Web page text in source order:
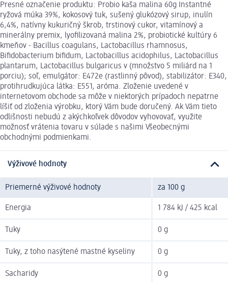
Presné označenie produktu: Probio kaša malina 60g Instantné
ryžová múka 39%, kokosový tuk, sušený glukózový sirup, inulín
6,4%, natívny kukuričný škrob, trstinový cukor, vitamínový a
minerálny premix, lyofilizovaná malina 2%, probiotické kultúry 6
kmeňov - Bacillus coagulans, Lactobacillus rhamnosus,
Bifidobacterium bifidum, Lactobacillus acidophilus, Lactobacillus
plantarum, Lactobacillus bulgaricus v (množstvo 5 miliárd na 1
porciu); soľ, emulgátor: E472e (rastlinný pôvod), stabilizátor: E340,
protihrudkujúca látka: E551, aróma. Zloženie uvedené v
internetovom obchode sa môže v niektorých prípadoch nepatrne
líšiť od zloženia výrobku, ktorý Vám bude doručený. Ak Vám tieto
odlišnosti nebudú z akýchkoľvek dôvodov vyhovovať, využite
možnosť vrátenia tovaru v súlade s našimi Všeobecnými
obchodnými podmienkami.
Výživové hodnoty
Priemerné výživové hodnoty za 100 g
Energia 1 784 kJ / 425 kcal
Tuky 0 g
Tuky, z toho nasýtené mastné kyseliny 0 g
Sacharidy 0 g